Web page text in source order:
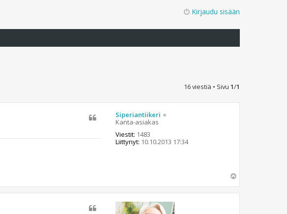
Kirjaudu sisään
16 viestiä • Sivu 1/1
Siperiantiikeri
Kanta-asiakas
Viestit: 1483
Liittynyt: 10.10.2013 17:34
ö